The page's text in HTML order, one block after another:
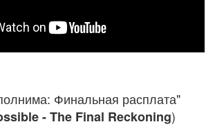
Финальная расплата"
- The Final Reckoning)